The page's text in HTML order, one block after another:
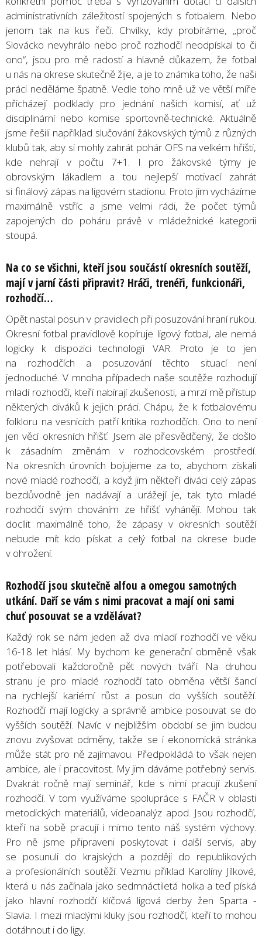
administrativních záležitostí spojených s fotbalem. Nebo
jenom tak na kus řeči. Chvilky, kdy probíráme, „proč
Slovácko nevyhrálo nebo proč rozhodčí neodpískal to či
ono“, jsou pro mě radostí a hlavně důkazem, že fotbal
u nás na okrese skutečně žije, a je to známka toho, že naši
práci neděláme špatně. Vedle toho mně už ve větší míře
přicházejí podklady pro jednání našich komisí, ať už
disciplinární nebo komise sportovně-technické. Aktuálně
jsme řešili například slučování žákovských týmů z různých
klubů tak, aby si mohly zahrát pohár OFS na velkém hřišti,
kde nehrají v počtu 7+1. I pro žákovské týmy je
obrovským lákadlem a tou nejlepší motivací zahrát
si finálový zápas na ligovém stadionu. Proto jim vycházíme
maximálně vstříc a jsme velmi rádi, že počet týmů
zapojených do poháru právě v mládežnické kategorii
stoupá.
Na co se všichni, kteří jsou součástí okresních soutěží,
mají v jarní části připravit? Hráči, trenéři, funkcionáři,
rozhodčí…
Opět nastal posun v pravidlech při posuzování hraní rukou.
Okresní fotbal pravidlově kopíruje ligový fotbal, ale nemá
logicky k dispozici technologii VAR. Proto je to jen
na rozhodčích a posuzování těchto situací není
jednoduché. V mnoha případech naše soutěže rozhodují
mladí rozhodčí, kteří nabírají zkušenosti, a mrzí mě přístup
některých diváků k jejich práci. Chápu, že k fotbalovému
folkloru na vesnicích patří kritika rozhodčích. Ono to není
jen věcí okresních hřišť. Jsem ale přesvědčený, že došlo
k zásadním změnám v rozhodcovském prostředí.
Na okresních úrovních bojujeme za to, abychom získali
nové mladé rozhodčí, a když jim někteří diváci celý zápas
bezdůvodně jen nadávají a urážejí je, tak tyto mladé
rozhodčí svým chováním ze hřišť vyhánějí. Mohou tak
docílit maximálně toho, že zápasy v okresních soutěží
nebude mít kdo pískat a celý fotbal na okrese bude
v ohrožení.
Rozhodčí jsou skutečně alfou a omegou samotných
utkání. Daří se vám s nimi pracovat a mají oni sami
chuť posouvat se a vzdělávat?
Každý rok se nám jeden až dva mladí rozhodčí ve věku
16-18 let hlásí. My bychom ke generační obměně však
potřebovali každoročně pět nových tváří. Na druhou
stranu je pro mladé rozhodčí tato obměna větší šancí
na rychlejší kariérní růst a posun do vyšších soutěží.
Rozhodčí mají logicky a správně ambice posouvat se do
vyšších soutěží. Navíc v nejbližším období se jim budou
znovu zvyšovat odměny, takže se i ekonomická stránka
může stát pro ně zajímavou. Předpokládá to však nejen
ambice, ale i pracovitost. My jim dáváme potřebný servis.
Dvakrát ročně mají seminář, kde s nimi pracují zkušení
rozhodčí. V tom využíváme spolupráce s FAČR v oblasti
metodických materiálů, videoanalýz apod. Jsou rozhodčí,
kteří na sobě pracují i mimo tento náš systém výchovy.
Pro ně jsme připraveni poskytovat i další servis, aby
se posunuli do krajských a později do republikových
a profesionálních soutěží. Vezmu příklad Karolíny Jílkové,
která u nás začínala jako sedmnáctiletá holka a teď píská
jako hlavní rozhodčí klíčová ligová derby žen Sparta -
Slavia. I mezi mladými kluky jsou rozhodčí, kteří to mohou
dotáhnout i do ligy.